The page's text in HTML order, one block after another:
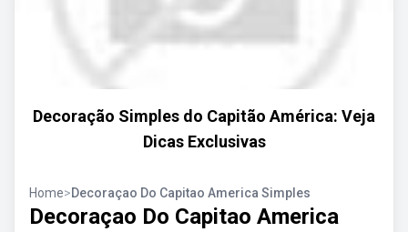
Decoração Simples do Capitão América: Veja
Dicas Exclusivas
Home>Decoraçao Do Capitao America Simples
Decoraçao Do Capitao America